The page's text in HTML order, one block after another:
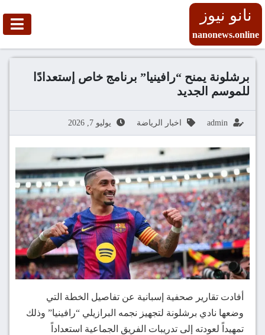
نانو نيوز
nanonews.online
برشلونة يمنح “رافينيا” برنامج خاص إستعدادًا
للموسم الجديد
admin اخبار الرياضة يوليو 7, 2026
أفادت تقارير صحفية إسبانية عن تفاصيل الخطة التي
وضعها نادي برشلونة لتجهيز نجمه البرازيلي “رافينيا” وذلك
تمهيداً لعودته إلى تدريبات الفريق الجماعية استعداداً